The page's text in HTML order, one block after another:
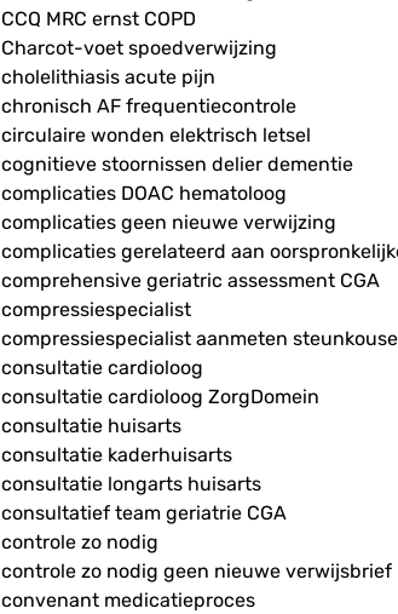
CCQ MRC ernst COPD
Charcot-voet spoedverwijzing
cholelithiasis acute pijn
chronisch AF frequentiecontrole
circulaire wonden elektrisch letsel
cognitieve stoornissen delier dementie
complicaties DOAC hematoloog
complicaties geen nieuwe verwijzing
complicaties gerelateerd aan
comprehensive geriatric assessment CGA
compressiespecialist
compressiespecialist aanmeten
consultatie cardioloog
consultatie cardioloog ZorgDomein
consultatie huisarts
consultatie kaderhuisarts
consultatie longarts huisarts
consultatief team geriatrie CGA
controle zo nodig
controle zo nodig geen nieuwe verwijsbrief
convenant medicatieproces